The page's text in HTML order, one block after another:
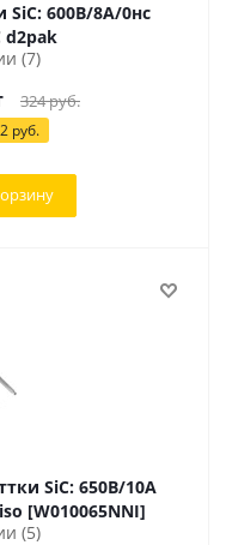
Uпр=1,6В +175°C d2pak
(7)
324руб.
руб.
Uпр=1,89В@+175℃ to220-2iso [W010065NNI]
(5)